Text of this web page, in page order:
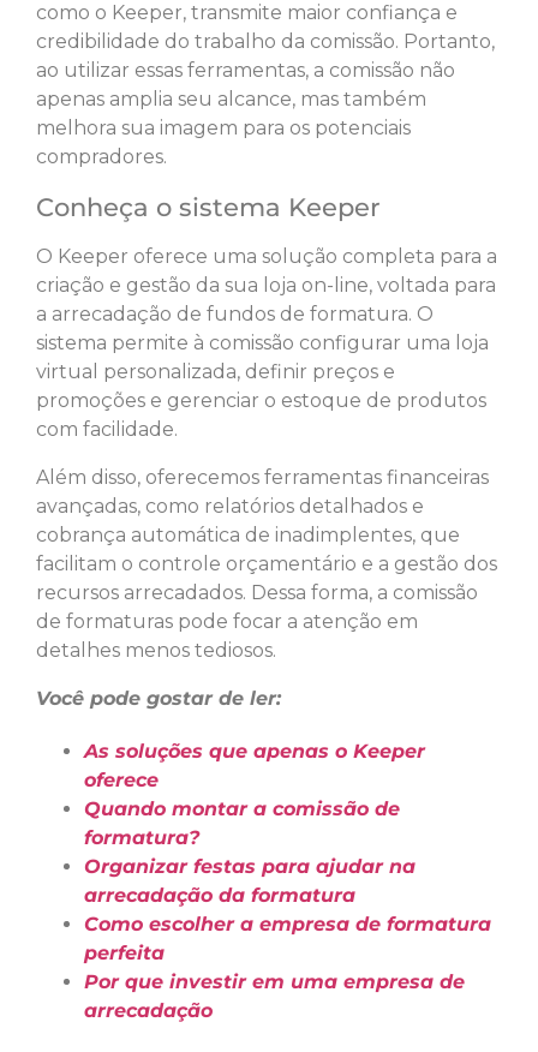
como o Keeper, transmite maior confiança e
credibilidade do trabalho da comissão. Portanto,
ao utilizar essas ferramentas, a comissão não
apenas amplia seu alcance, mas também
melhora sua imagem para os potenciais
compradores.
Conheça o sistema Keeper
O Keeper oferece uma solução completa para a
criação e gestão da sua loja on-line, voltada para
a arrecadação de fundos de formatura. O
sistema permite à comissão configurar uma loja
virtual personalizada, definir preços e
promoções e gerenciar o estoque de produtos
com facilidade.
Além disso, oferecemos ferramentas financeiras
avançadas, como relatórios detalhados e
cobrança automática de inadimplentes, que
facilitam o controle orçamentário e a gestão dos
recursos arrecadados. Dessa forma, a comissão
de formaturas pode focar a atenção em
detalhes menos tediosos.
Você pode gostar de ler:
As soluções que apenas o Keeper
oferece
Quando montar a comissão de
formatura?
Organizar festas para ajudar na
arrecadação da formatura
Como escolher a empresa de formatura
perfeita
Por que investir em uma empresa de
arrecadação